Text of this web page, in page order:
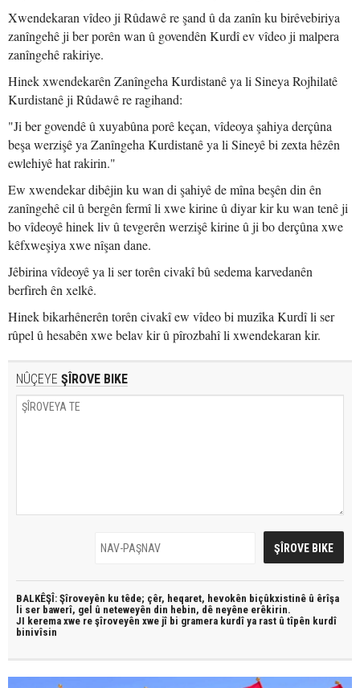
Xwendekaran vîdeo ji Rûdawê re şand û da zanîn ku birêvebiriya
zanîngehê ji ber porên wan û govendên Kurdî ev vîdeo ji malpera
zanîngehê rakiriye.
Hinek xwendekarên Zanîngeha Kurdistanê ya li Sineya Rojhilatê
Kurdistanê ji Rûdawê re ragihand:
"Ji ber govendê û xuyabûna porê keçan, vîdeoya şahiya derçûna
beşa werzişê ya Zanîngeha Kurdistanê ya li Sineyê bi zexta hêzên
ewlehiyê hat rakirin."
Ew xwendekar dibêjin ku wan di şahiyê de mîna beşên din ên
zanîngehê cil û bergên fermî li xwe kirine û diyar kir ku wan tenê ji
bo vîdeoyê hinek liv û tevgerên werzişê kirine û ji bo derçûna xwe
kêfxweşiya xwe nîşan dane.
Jêbirina vîdeoyê ya li ser torên civakî bû sedema karvedanên
berfireh ên xelkê.
Hinek bikarhênerên torên civakî ew vîdeo bi muzîka Kurdî li ser
rûpel û hesabên xwe belav kir û pîrozbahî li xwendekaran kir.
NÛÇEYE ŞÎROVE BIKE
BALKÊŞÎ: Şîroveyên ku têde; çêr, heqaret, hevokên biçûkxistinê û êrîşa
li ser bawerî, gel û neteweyên din hebin, dê neyêne erêkirin.
JI kerema xwe re şîroveyên xwe jî bi gramera kurdî ya rast û tîpên kurdî
binivîsin